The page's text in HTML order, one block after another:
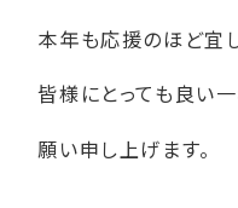
本年も応援のほど宜
皆様にとっても良い一
願い申し上げます。